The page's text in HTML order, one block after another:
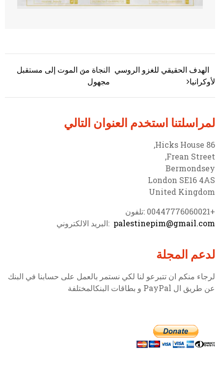
تصفّح المقالات
النجاة من الموت إلى مستقبل
مجهول
الهدف الحقيقي للغزو الروسي
لأوكرانيا
لمراسلتنا استخدم العنوان التالي
86 Hicks House,
Frean Street,
Bermondsey
London SE16 4AS
United Kingdom
+00447776060021 :تلفون
palestinepim@gmail.com :البريد الالكتروني
لدعم المجلة
لرجاء منكم ان تتبرعو لنا لكي نستمر بالعمل على حسابنا في البنك
عن طريق ال PayPal و بطاقات البنكالمختلفة